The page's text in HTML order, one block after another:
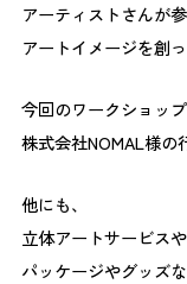
アーティストさんが
アートイメージを創
今回のワークショップ
株式会社NOMAL様の
他にも、
立体アートサービス
パッケージやグッズ